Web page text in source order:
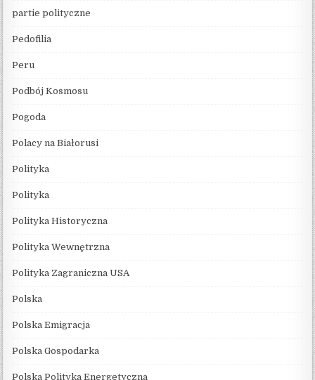
partie polityczne
Pedofilia
Peru
Podbój Kosmosu
Pogoda
Polacy na Białorusi
Polityka
Polityka
Polityka Historyczna
Polityka Wewnętrzna
Polityka Zagraniczna USA
Polska
Polska Emigracja
Polska Gospodarka
Polska Polityka Energetyczna